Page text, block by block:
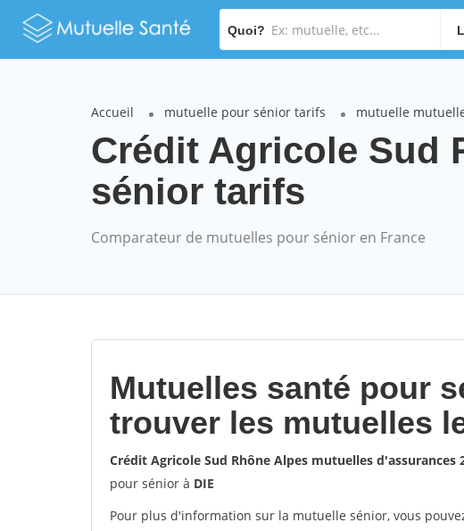
Quoi?
Accueil mutuelle pour sénior tarifs mutuelle
Crédit Agricole Sud
sénior tarifs
Comparateur de mutuelles pour sénior en France
Mutuelles santé pour
trouver les mutuelles
Crédit Agricole Sud Rhône Alpes mutuelles d'assurances
pour sénior à DIE
Pour plus d'information sur la mutuelle sénior, vous